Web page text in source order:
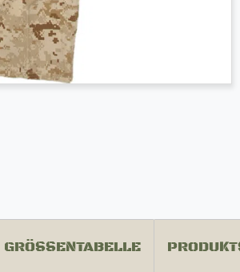
GRÖSSENTABELLE